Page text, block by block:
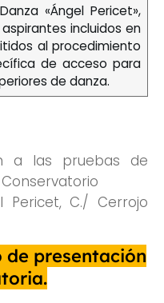
«Ángel Pericet»,
incluidos en
al procedimiento
de acceso para
de danza.
a las pruebas de
Pericet, C./ Cerrojo
de presentación